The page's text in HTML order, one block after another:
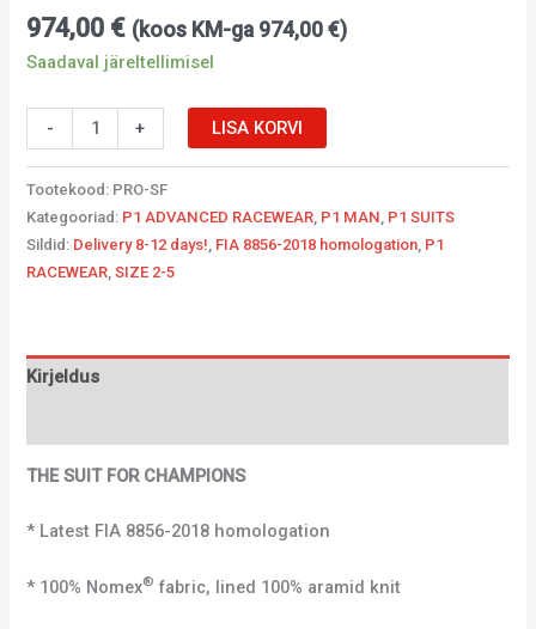
974,00 € (koos KM-ga 974,00€)
Saadaval järeltellimisel
- + LISA KORVI
Tootekood: PRO-SF
Kategooriad: P1 ADVANCED RACEWEAR P1 MAN P1 SUITS
Sildid: Delivery 8-12 days! FIA 8856-2018 homologation P1
RACEWEAR ,SIZE 2-5
Kirjeldus
THE SUIT FOR CHAMPIONS
* Latest FIA 8856-2018 homologation
* 100% Nomex® fabric, lined 100% aramid knit